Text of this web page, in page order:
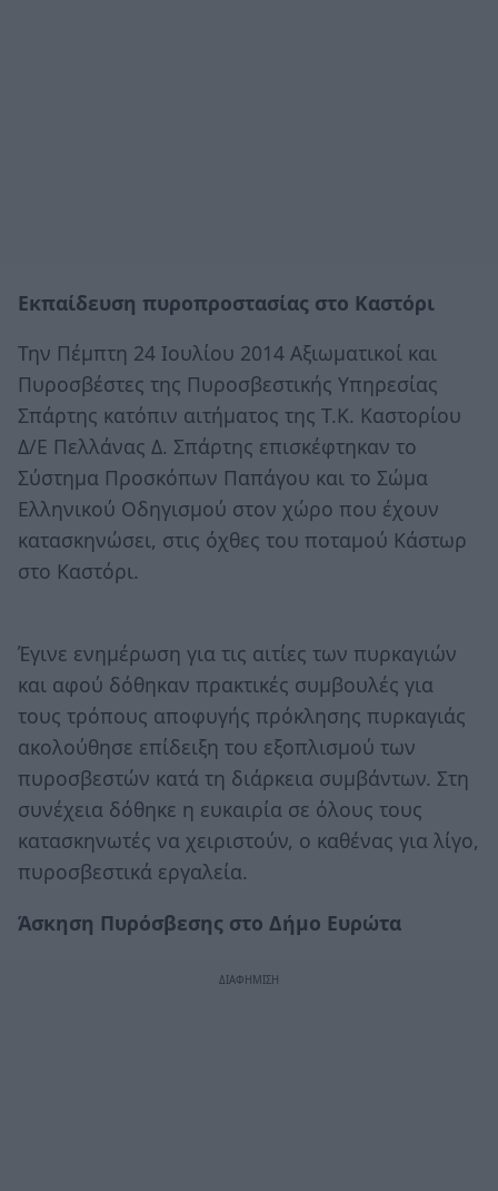
Εκπαίδευση πυροπροστασίας στο Καστόρι
Την Πέμπτη 24 Ιουλίου 2014 Αξιωματικοί και
Πυροσβέστες της Πυροσβεστικής Υπηρεσίας
Σπάρτης κατόπιν αιτήματος της Τ.Κ. Καστορίου
Δ/Ε Πελλάνας Δ. Σπάρτης επισκέφτηκαν το
Σύστημα Προσκόπων Παπάγου και το Σώμα
Ελληνικού Οδηγισμού στον χώρο που έχουν
κατασκηνώσει, στις όχθες του ποταμού Κάστωρ
στο Καστόρι.
Έγινε ενημέρωση για τις αιτίες των πυρκαγιών
και αφού δόθηκαν πρακτικές συμβουλές για
τους τρόπους αποφυγής πρόκλησης πυρκαγιάς
ακολούθησε επίδειξη του εξοπλισμού των
πυροσβεστών κατά τη διάρκεια συμβάντων. Στη
συνέχεια δόθηκε η ευκαιρία σε όλους τους
κατασκηνωτές να χειριστούν, ο καθένας για λίγο,
πυροσβεστικά εργαλεία.
Άσκηση Πυρόσβεσης στο Δήμο Ευρώτα